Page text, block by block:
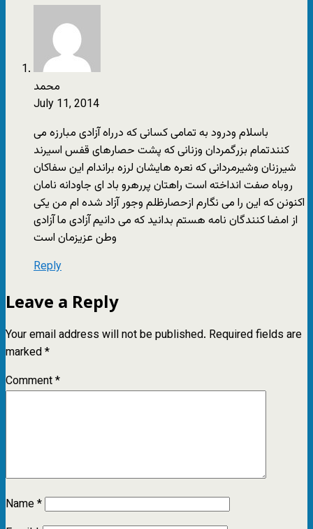
محمد
July 11, 2014
باسلام ودرود به تمامی کسانی که درراه آزادی مبارزه می
کنندتمام بزرگمردان وزنانی که پشت حصارهای قفس اسیرند
شیرزنان وشیرمردانی که نعره هایشان لرزه براندام این سفاکان
روباه صفت انداخته است راهتان پررهرو باد ای جاودانه نامان
اکنونن که این را می نگارم ازحصارظلم وجور آزاد شده ام من یکی
از امضا کنندگان نامه هستم بدانید که می دانیم آزادی ما آزادی
وطن عزیزمان است
Reply
Leave a Reply
Your email address will not be published. Required fields are
marked*
Comment*
Name*